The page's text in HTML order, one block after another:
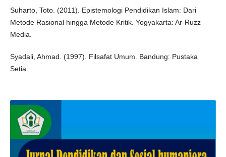
Suharto, Toto. (2011). Epistemologi Pendidikan Islam: Dari
Metode Rasional hingga Metode Kritik. Yogyakarta: Ar-Ruzz
Media.
Syadali, Ahmad. (1997). Filsafat Umum. Bandung: Pustaka
Setia.